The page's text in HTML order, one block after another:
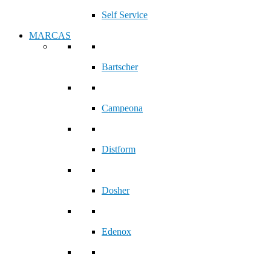
Self Service
MARCAS
Bartscher
Campeona
Distform
Dosher
Edenox